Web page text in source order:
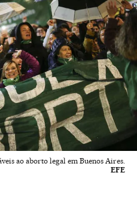
ao aborto legal em Buenos Aires.
EFE